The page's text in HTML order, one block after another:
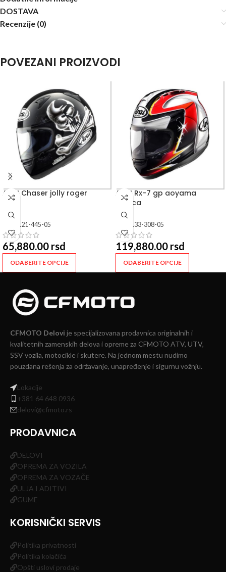
DOSTAVA
Recenzije (0)
POVEZANI PROIZVODI
ARAI Chaser jolly roger
121-445-05
65,880.00 rsd
ODABERITE OPCIJE
ARAI Rx-7 gp aoyama
replica
133-308-05
119,880.00 rsd
ODABERITE OPCIJE
CFMOTO Delovi je specijalizovana prodavnica originalnih i
kvalitetnih zamenskih delova i opreme za CFMOTO ATV, UTV,
SSV vozila, motocikle i skutere. Na jednom mestu nudimo
pouzdana rešenja za održavanje, unapređenje i sigurnu vožnju.
Lokacije
+381 64 648 0936
delovi@cfmoto.rs
PRODAVNICA
DELOVI
OPREMA ZA VOZILA
OPREMA ZA VOZAČE
ULJA I ADITIVI
GUME
KORISNIČKI SERVIS
Politika privatnosti
Politika kolačića
Opšti uslovi prodaje